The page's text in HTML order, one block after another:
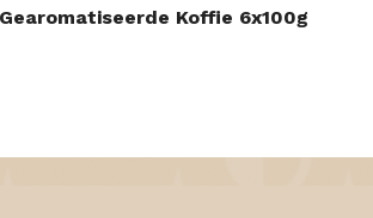
Koffie 6x100g